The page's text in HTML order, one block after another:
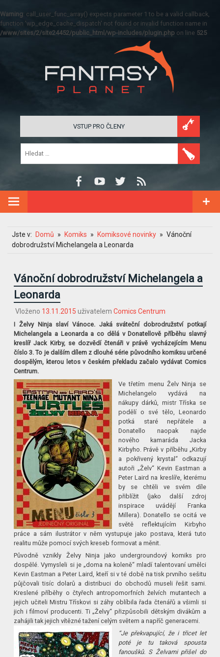
Warning: call_user_func_array() expects parameter 1 to be a valid callback,
function 'wp_edge_cache_dispatch' not found or invalid function name in
/www/sites/2/site24452/public_html/wp-includes/plugin.php on line 525
VSTUP PRO ČLENY
Jste v: Domů Komiks Komiksové novinky
Vánoční
dobrodružství Michelangela a Leonarda
Vánoční dobrodružství Michelangela a
Leonarda
Vloženo 13.11.2015 uživatelem Comics Centrum
I Želvy Ninja slaví Vánoce. Jaká sváteční dobrodružství potkají
Michelangela a Leonarda a co dělá v Donatellově příběhu slavný
kreslíř Jack Kirby, se dozvědí čtenáři v právě vycházejícím Menu
číslo 3. To je dalším dílem z dlouhé série původního komiksu určené
dospělým, kterou letos v českém překladu začalo vydávat Comics
Centrum.
Ve třetím menu Želv Ninja se
Michelangelo vydává na
nákupy dárků, mistr Tříska se
podělí o své tělo, Leonardo
potká staré nepřátele a
Donatello naopak najde
nového kamaráda Jacka
Kirbyho. Právě v příběhu „Kirby
a pokřivený krystal“ odkazují
autoři „Želv“ Kevin Eastman a
Peter Laird na kreslíře, kterému
by se chtěli ve svém díle
přiblížit (jako další zdroj
inspirace uvádějí Franka
Millera). Donatello se ocitá ve
světě reflektujícím Kirbyho
práce a sám ilustrátor v něm vystupuje jako postava, která tuto
realitu může pomocí svých kreseb formovat a měnit.
Původně vznikly Želvy Ninja jako undergroundový komiks pro
dospělé. Vymysleli si je „doma na koleně“ mladí talentovaní umělci
Kevin Eastman a Peter Laird, kteří si v té době na tisk prvního sešitu
půjčovali tisíc dolarů a distribuci do obchodů museli řešit sami.
Kreslené příběhy o čtyřech antropomorfních želvích mutantech a
jejich učiteli Mistru Třískovi si záhy oblíbila řada čtenářů a všimli si
jich i filmoví producenti. Ti „Želvy“ přizpůsobili dětským divákům a
zahájili tak jejich vítězné tažení celým světem a napříč generacemi.
“Je překvapující, že i třicet let
poté je tu taková spousta
fanoušků. S Želvami přišel do